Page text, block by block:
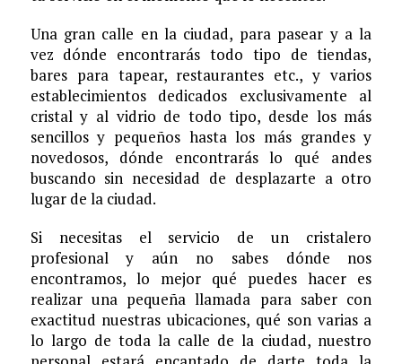
Una gran calle en la ciudad, para pasear y a la
vez dónde encontrarás todo tipo de tiendas,
bares para tapear, restaurantes etc., y varios
establecimientos dedicados exclusivamente al
cristal y al vidrio de todo tipo, desde los más
sencillos y pequeños hasta los más grandes y
novedosos, dónde encontrarás lo qué andes
buscando sin necesidad de desplazarte a otro
lugar de la ciudad.
Si necesitas el servicio de un cristalero
profesional y aún no sabes dónde nos
encontramos, lo mejor qué puedes hacer es
realizar una pequeña llamada para saber con
exactitud nuestras ubicaciones, qué son varias a
lo largo de toda la calle de la ciudad, nuestro